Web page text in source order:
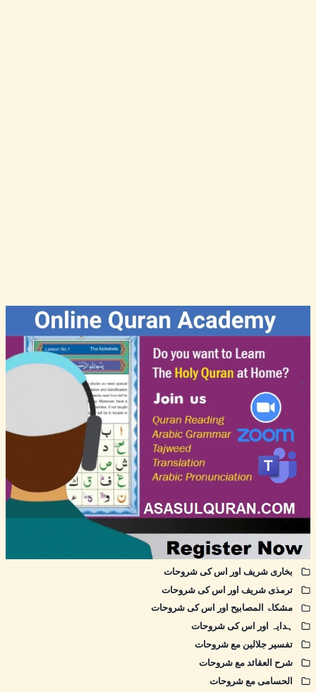
بخاری شریف اور اس کی شروحات
ترمذی شریف اور اس کی شروحات
مشکاۃ المصابیح اور اس کی شروحات
ہدایہ اور اس کی شروحات
تفسیر جلالین مع شروحات
شرح العقائد مع شروحات
الحسامی مع شروحات